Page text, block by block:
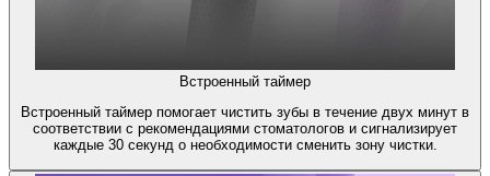
Встроенный таймер
Встроенный таймер помогает чистить зубы в течение двух минут в
соответствии с рекомендациями стоматологов и сигнализирует
каждые 30 секунд о необходимости сменить зону чистки.